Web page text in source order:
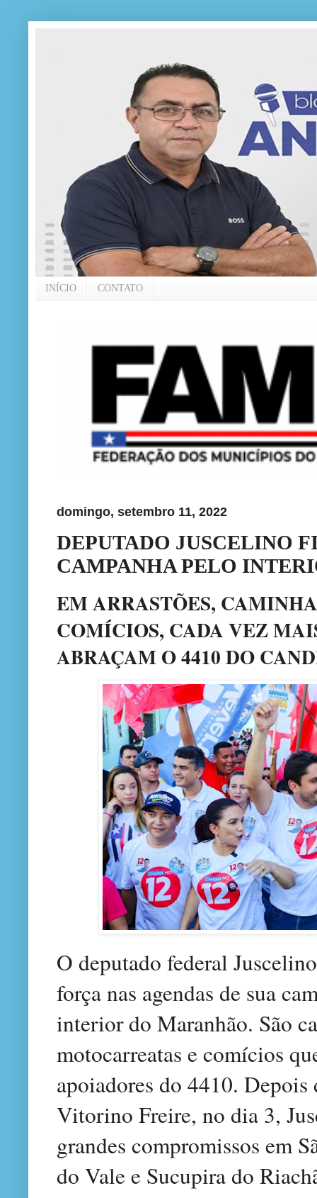
INÍCIO CONTATO
domingo, setembro 11, 2022
DEPUTADO JUSCELINO
CAMPANHA PELO
EM ARRASTÕES,
COMÍCIOS, CADA VEZ
ABRAÇAM O 4410 DO
O deputado federal
força nas agendas de sua
interior do Maranhão. São
motocarreatas e comícios
apoiadores do 4410.
Vitorino Freire, no dia 3,
grandes compromissos em
do Vale e Sucupira do